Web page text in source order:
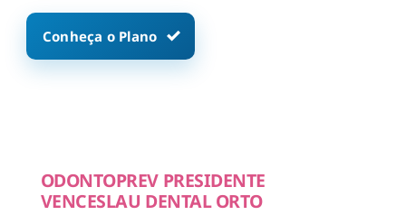
Conheça o Plano
ODONTOPREV PRESIDENTE
VENCESLAU DENTAL ORTO